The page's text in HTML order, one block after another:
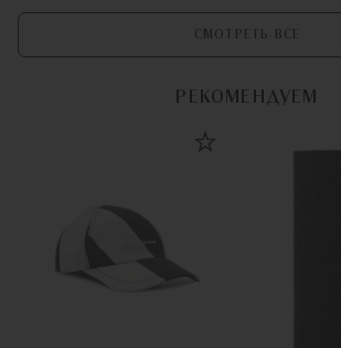
СМОТРЕТЬ ВСЕ
РЕКОМЕНДУЕМ